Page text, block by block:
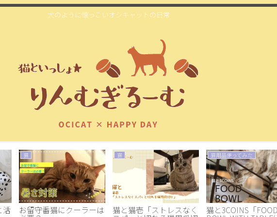
犬のように懐っこいオシキャットの日常
活
猫
お留守番猫にクーラーは
猫
猫と猫壱「ストレスなく
猫用品使ってみた
猫と3COINS「FOOD